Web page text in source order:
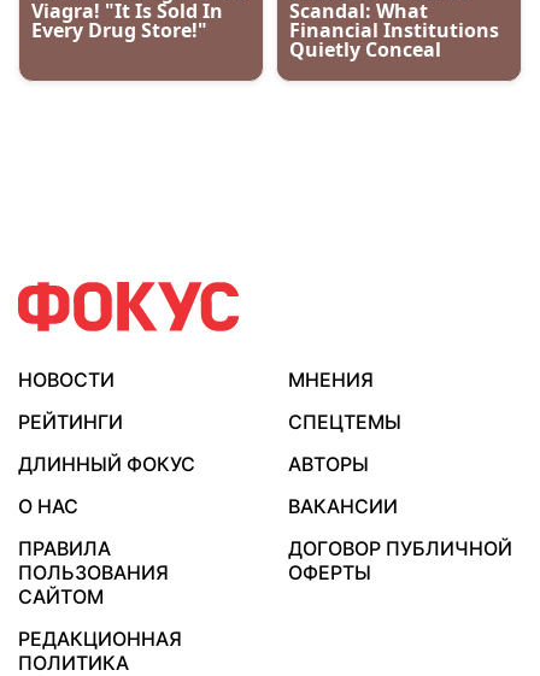
НОВОСТИ
МНЕНИЯ
РЕЙТИНГИ
СПЕЦТЕМЫ
ДЛИННЫЙ ФОКУС
АВТОРЫ
О НАС
ВАКАНСИИ
ПРАВИЛА
ПОЛЬЗОВАНИЯ
САЙТОМ
ДОГОВОР ПУБЛИЧНОЙ
ОФЕРТЫ
РЕДАКЦИОННАЯ
ПОЛИТИКА